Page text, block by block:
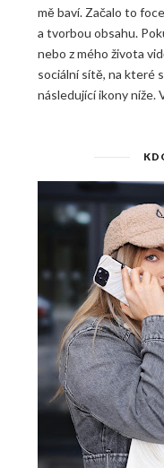
mě baví. Začalo to
a tvorbou obsahu.
nebo z mého života
sociální sítě, na které
následující ikony níže.